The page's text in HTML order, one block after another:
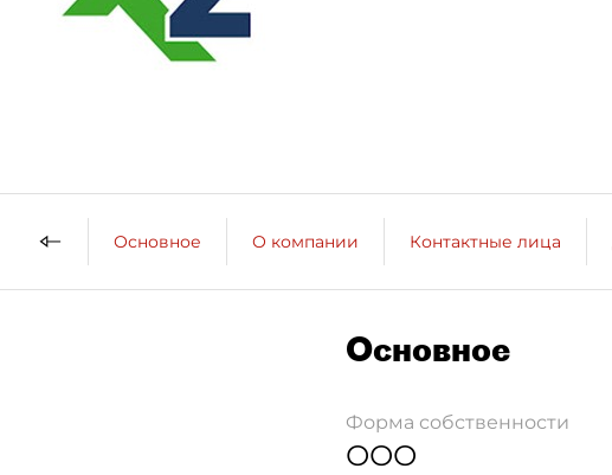
Основное О компании Контактные лица
Основное
Форма собственности
ООО